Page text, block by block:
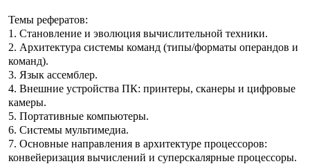
Темы рефератов:
1. Становление и эволюция вычислительной техники.
2. Архитектура системы команд (типы/форматы операндов и
команд).
3. Язык ассемблер.
4. Внешние устройства ПК: принтеры, сканеры и цифровые
камеры.
5. Портативные компьютеры.
6. Системы мультимедиа.
7. Основные направления в архитектуре процессоров:
конвейеризация вычислений и суперскалярные процессоры.